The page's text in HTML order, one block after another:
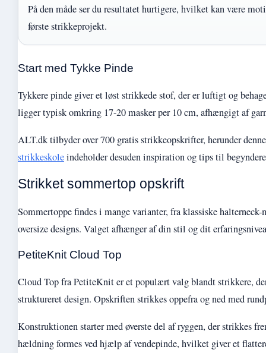
På den måde ser du resultatet hurtigere, hvilket kan være
første strikkeprojekt.
Start med Tykke Pinde
Tykkere pinde giver et løst strikkede stof, der er luftigt og
ligger typisk omkring 17-20 masker per 10 cm, afhængigt af
ALT.dk tilbyder over 700 gratis strikkeopskrifter, herunder
strikkeskoleindeholder desuden inspiration og tips til
Strikket sommertop opskrift
Sommertoppe findes i mange varianter, fra klassiske
oversize designs. Valget afhænger af din stil og dit
PetiteKnit Cloud Top
Cloud Top fra PetiteKnit er et populært valg blandt strikkere,
struktureret design. Opskriften strikkes oppefra og ned med
Konstruktionen starter med øverste del af ryggen, der strikkes
hældning formes ved hjælp af vendepinde, hvilket giver et